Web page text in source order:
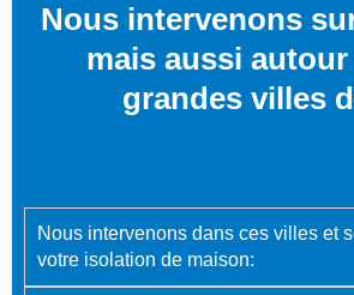
Nous intervenons
mais aussi autour
grandes villes
Nous intervenons dans ces villes et
votre isolation de maison: